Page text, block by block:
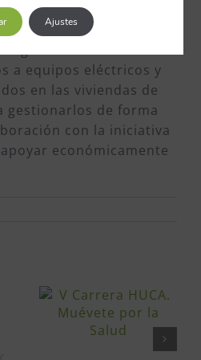
un decálogo de
a partir de la
a equipos eléctricos y
en las viviendas de
gestionarlos de forma
con la iniciativa
económicamente
Ajustes